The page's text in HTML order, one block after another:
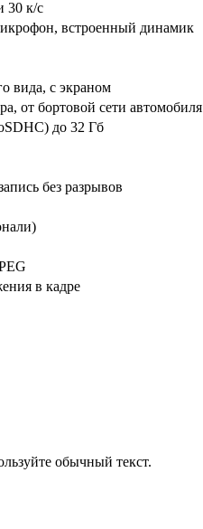
30 к/с
встроенный динамик
вида, с экраном
от бортовой сети автомобиля
до 32 Гб
без разрывов
в кадре
обычный текст.